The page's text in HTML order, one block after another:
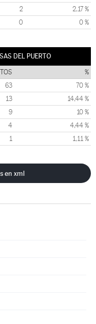
2 2,17 %
0 0 %
DEL PUERTO
%
63 70 %
13 14,44 %
9 10 %
4 4,44 %
1 1,11 %
en xml